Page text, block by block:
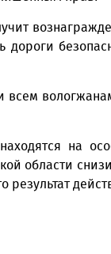
дороги
на
области